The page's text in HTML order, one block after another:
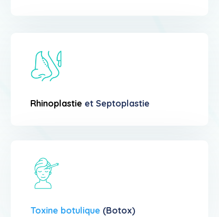
Rhinoplastie et Septoplastie
Toxine botulique (Botox)